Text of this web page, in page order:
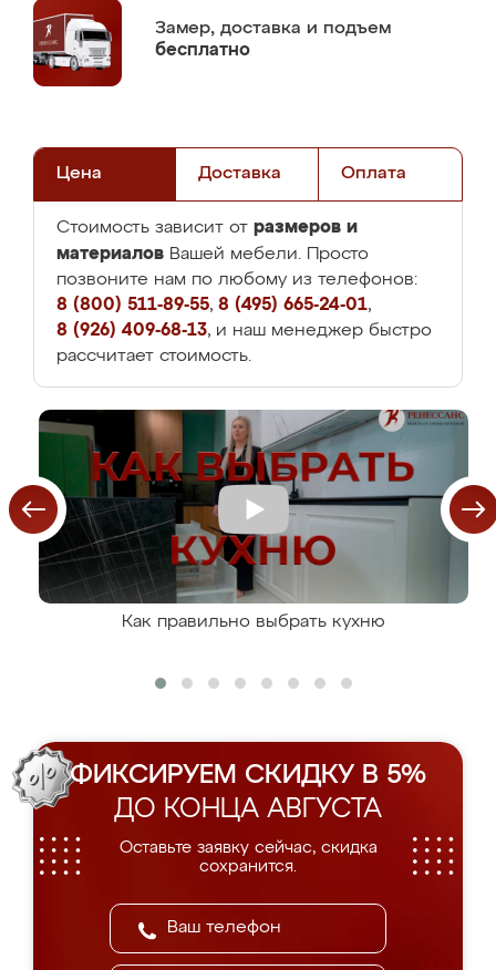
Замер, доставка и подъем
бесплатно
Цена Доставка Оплата
Стоимость зависит от размеров и
материалов Вашей мебели. Просто
позвоните нам по любому из телефонов:
8 (800) 511-89-55, 8 (495) 665-24-01,
8 (926) 409-68-13, и наш менеджер быстро
рассчитает стоимость.
Как правильно выбрать кухню
ФИКСИРУЕМ СКИДКУ В 5%
ДО КОНЦА АВГУСТА
Оставьте заявку сейчас, скидка
сохранится.